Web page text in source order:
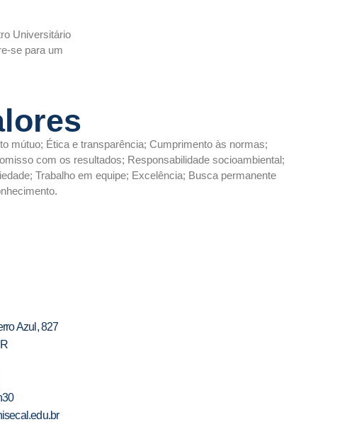
Universitário
se para um
mútuo; Ética e transparência; Cumprimento às normas;
com os resultados; Responsabilidade socioambiental;
Trabalho em equipe; Excelência; Busca permanente
Azul, 827